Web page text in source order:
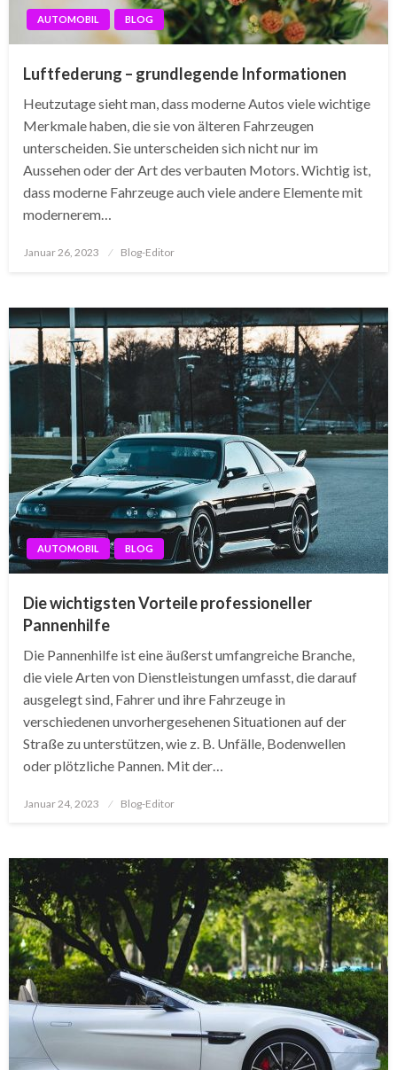
AUTOMOBIL BLOG
Luftfederung – grundlegende Informationen
Heutzutage sieht man, dass moderne Autos viele wichtige
Merkmale haben, die sie von älteren Fahrzeugen
unterscheiden. Sie unterscheiden sich nicht nur im
Aussehen oder der Art des verbauten Motors. Wichtig ist,
dass moderne Fahrzeuge auch viele andere Elemente mit
modernerem…
Posted
Januar 26, 2023 Blog-Editor
AUTOMOBIL BLOG
Die wichtigsten Vorteile professioneller
Pannenhilfe
Die Pannenhilfe ist eine äußerst umfangreiche Branche,
die viele Arten von Dienstleistungen umfasst, die darauf
ausgelegt sind, Fahrer und ihre Fahrzeuge in
verschiedenen unvorhergesehenen Situationen auf der
Straße zu unterstützen, wie z. B. Unfälle, Bodenwellen
oder plötzliche Pannen. Mit der…
Posted
Januar 24, 2023 Blog-Editor